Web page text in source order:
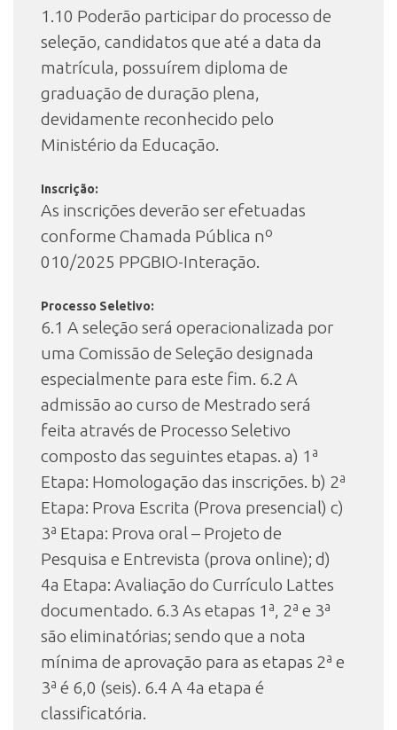
1.10 Poderão participar do processo de
seleção, candidatos que até a data da
matrícula, possuírem diploma de
graduação de duração plena,
devidamente reconhecido pelo
Ministério da Educação.
Inscrição:
As inscrições deverão ser efetuadas
conforme Chamada Pública nº
010/2025 PPGBIO-Interação.
Processo Seletivo:
6.1 A seleção será operacionalizada por
uma Comissão de Seleção designada
especialmente para este fim. 6.2 A
admissão ao curso de Mestrado será
feita através de Processo Seletivo
composto das seguintes etapas. a) 1ª
Etapa: Homologação das inscrições. b) 2ª
Etapa: Prova Escrita (Prova presencial) c)
3ª Etapa: Prova oral – Projeto de
Pesquisa e Entrevista (prova online); d)
4a Etapa: Avaliação do Currículo Lattes
documentado. 6.3 As etapas 1ª, 2ª e 3ª
são eliminatórias; sendo que a nota
mínima de aprovação para as etapas 2ª e
3ª é 6,0 (seis). 6.4 A 4a etapa é
classificatória.